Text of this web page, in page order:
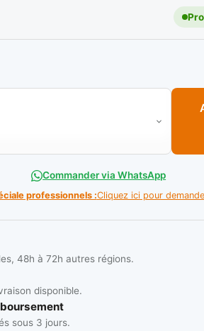
Balais Bois LUX 1.20 M ( S/30PCS ) **
Commander via WhatsApp
professionnels :Cliquez ici pour
48h à 72h autres régions.
disponible.
sous 3 jours.